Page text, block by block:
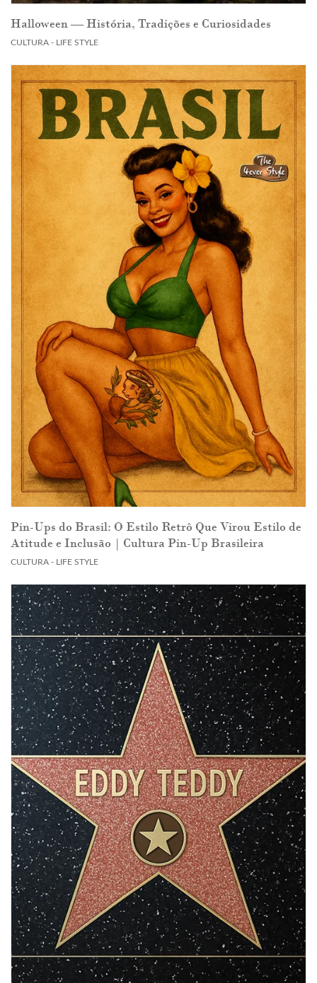
Halloween — História, Tradições e Curiosidades
CULTURA - LIFE STYLE
Pin-Ups do Brasil: O Estilo Retrô Que Virou Estilo de
Atitude e Inclusão | Cultura Pin-Up Brasileira
CULTURA - LIFE STYLE